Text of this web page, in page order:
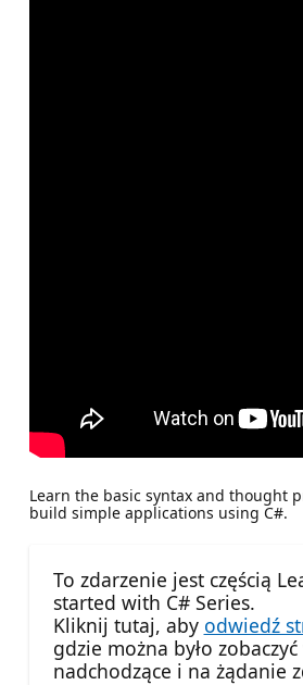
Learn the basic syntax and thought
build simple applications using C#.
To zdarzenie jest częścią
started with C# Series.
Kliknij tutaj, aby odwiedź
gdzie można było
nadchodzące i na żądanie